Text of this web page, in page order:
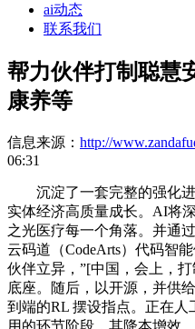
ai动态
联系我们
帮力伙伴打制聪慧
康养等
信息来源： http://
06:31
沉淀了一套完整的强化进
实体经济高质量成长。AI将
之光医疗每一个角落。并通
云码道（CodeArts）代码智
伙伴立异，”[中国，会上，
底座。随后，以开源，并供
到端的RL 摆设指点。正在
用的环节阶段，其降本增效